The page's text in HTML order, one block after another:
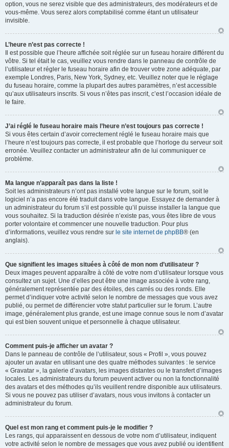
option, vous ne serez visible que des administrateurs, des modérateurs et de
vous-même. Vous serez alors comptabilisé comme étant un utilisateur
invisible.
L’heure n’est pas correcte !
Il est possible que l’heure affichée soit réglée sur un fuseau horaire différent du
vôtre. Si tel était le cas, veuillez vous rendre dans le panneau de contrôle de
l’utilisateur et régler le fuseau horaire afin de trouver votre zone adéquate, par
exemple Londres, Paris, New York, Sydney, etc. Veuillez noter que le réglage
du fuseau horaire, comme la plupart des autres paramètres, n’est accessible
qu’aux utilisateurs inscrits. Si vous n’êtes pas inscrit, c’est l’occasion idéale de
le faire.
J’ai réglé le fuseau horaire mais l’heure n’est toujours pas correcte !
Si vous êtes certain d’avoir correctement réglé le fuseau horaire mais que
l’heure n’est toujours pas correcte, il est probable que l’horloge du serveur soit
erronée. Veuillez contacter un administrateur afin de lui communiquer ce
problème.
Ma langue n’apparaît pas dans la liste !
Soit les administrateurs n’ont pas installé votre langue sur le forum, soit le
logiciel n’a pas encore été traduit dans votre langue. Essayez de demander à
un administrateur du forum s’il est possible qu’il puisse installer la langue que
vous souhaitez. Si la traduction désirée n’existe pas, vous êtes libre de vous
porter volontaire et commencer une nouvelle traduction. Pour plus
d’informations, veuillez vous rendre sur le site internet de phpBB® (en
anglais).
Que signifient les images situées à côté de mon nom d’utilisateur ?
Deux images peuvent apparaître à côté de votre nom d’utilisateur lorsque vous
consultez un sujet. Une d’elles peut être une image associée à votre rang,
généralement représentée par des étoiles, des carrés ou des ronds. Elle
permet d’indiquer votre activité selon le nombre de messages que vous avez
publié, ou permet de différencier votre statut particulier sur le forum. L’autre
image, généralement plus grande, est une image connue sous le nom d’avatar
qui est bien souvent unique et personnelle à chaque utilisateur.
Comment puis-je afficher un avatar ?
Dans le panneau de contrôle de l’utilisateur, sous « Profil », vous pouvez
ajouter un avatar en utilisant une des quatre méthodes suivantes : le service
« Gravatar », la galerie d’avatars, les images distantes ou le transfert d’images
locales. Les administrateurs du forum peuvent activer ou non la fonctionnalité
des avatars et des méthodes qu’ils veuillent rendre disponible aux utilisateurs.
Si vous ne pouvez pas utiliser d’avatars, nous vous invitons à contacter un
administrateur du forum.
Quel est mon rang et comment puis-je le modifier ?
Les rangs, qui apparaissent en dessous de votre nom d’utilisateur, indiquent
votre activité selon le nombre de messages que vous avez publié ou identifient